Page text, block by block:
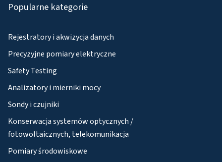
Popularne kategorie
Rejestratory i akwizycja danych
Precyzyjne pomiary elektryczne
Safety Testing
Analizatory i mierniki mocy
Sondy i czujniki
Konserwacja systemów optycznych /
fotowoltaicznych, telekomunikacja
Pomiary środowiskowe